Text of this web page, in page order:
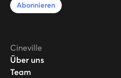
Abonnieren
Cineville
Über uns
Team